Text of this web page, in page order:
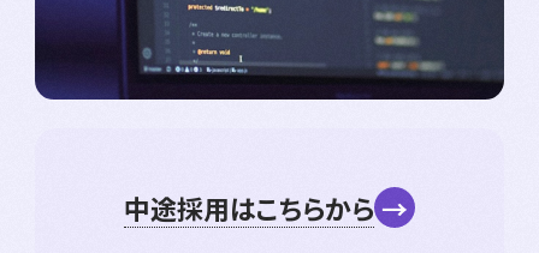
中途採用はこちらから →